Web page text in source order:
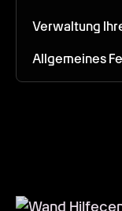
Verwaltung
Allgemeines